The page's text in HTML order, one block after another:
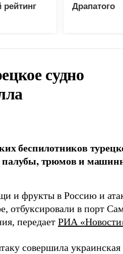
Драпатого
судно
беспилотников
палубы, трюмов и
и фрукты в Россию и
отбуксировали в порт
передает РИА
совершила украинская